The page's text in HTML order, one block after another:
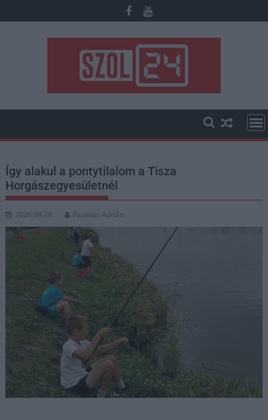
to
Így alakul a pontytilalom a Tisza
Horgászegyesületnél
2026.04.28. Fazekas Adrián